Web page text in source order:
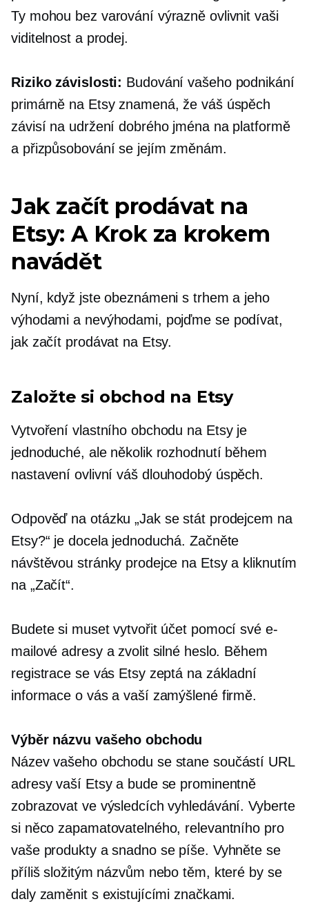
Ty mohou bez varování výrazně ovlivnit vaši
viditelnost a prodej.
Riziko závislosti: Budování vašeho podnikání
primárně na Etsy znamená, že váš úspěch
závisí na udržení dobrého jména na platformě
a přizpůsobování se jejím změnám.
Jak začít prodávat na
Etsy: A Krok za krokem
navádět
Nyní, když jste obeznámeni s trhem a jeho
výhodami a nevýhodami, pojďme se podívat,
jak začít prodávat na Etsy.
Založte si obchod na Etsy
Vytvoření vlastního obchodu na Etsy je
jednoduché, ale několik rozhodnutí během
nastavení ovlivní váš dlouhodobýúspěch.
Odpověď na otázku „Jak se stát prodejcem na
Etsy?“ je docela jednoduchá. Začněte
návštěvou stránky prodejce na Etsy a kliknutím
na „Začít“.
Budete si muset vytvořit účet pomocí své e-
mailové adresy a zvolit silné heslo. Během
registrace se vás Etsy zeptá na základní
informace o vás a vaší zamýšlené firmě.
Výběr názvu vašeho obchodu
Název vašeho obchodu se stane součástí URL
adresy vaší Etsy a bude se prominentně
zobrazovat ve výsledcích vyhledávání. Vyberte
si něco zapamatovatelného, relevantního pro
vaše produkty a snadno se píše. Vyhněte se
příliš složitým názvům nebo těm, které by se
daly zaměnit s existujícími značkami.